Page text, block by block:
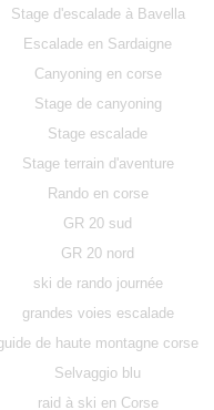
Stage d'escalade à Bavella
Escalade en Sardaigne
Canyoning en corse
Stage de canyoning
Stage escalade
Stage terrain d'aventure
Rando en corse
GR 20 sud
GR 20 nord
ski de rando journée
grandes voies escalade
de haute montagne corse
Selvaggio blu
raid à ski en Corse